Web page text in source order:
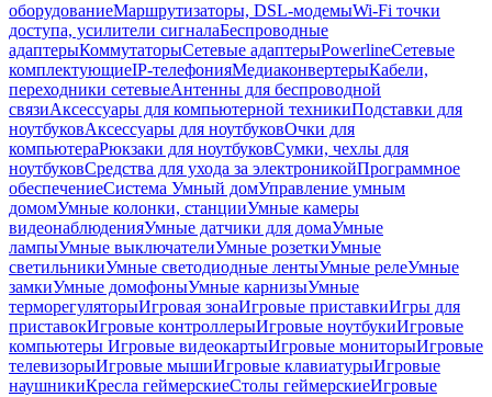
оборудованиеМаршрутизаторы, DSL-модемыWi-Fi точки
доступа, усилители сигналаБеспроводные
адаптерыКоммутаторыСетевые адаптерыPowerlineСетевые
комплектующиеIP-телефонияМедиаконвертерыКабели,
переходники сетевыеАнтенны для беспроводной
связиАксессуары для компьютерной техникиПодставки для
ноутбуковАксессуары для ноутбуковОчки для
компьютераРюкзаки для ноутбуковСумки, чехлы для
ноутбуковСредства для ухода за электроникойПрограммное
обеспечениеСистема Умный домУправление умным
домомУмные колонки, станцииУмные камеры
видеонаблюденияУмные датчики для домаУмные
лампыУмные выключателиУмные розеткиУмные
светильникиУмные светодиодные лентыУмные релеУмные
замкиУмные домофоныУмные карнизыУмные
терморегуляторыИгровая зонаИгровые приставкиИгры для
приставокИгровые контроллерыИгровые ноутбукиИгровые
компьютеры Игровые видеокартыИгровые мониторыИгровые
телевизорыИгровые мышиИгровые клавиатурыИгровые
наушникиКресла геймерскиеСтолы геймерскиеИгровые